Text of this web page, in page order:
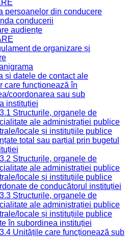
persoanelor din conducere
conducerii
audiențe
de organizare și
și datele de contact ale
care funcționează în
coordonarea sau sub
instituției
Structurile, organele de
ale administrației publice
locale și instituțiile publice
total sau parțial prin bugetul
Structurile, organele de
ale administrației publice
locale și instituțiile publice
de conducătorul instituției
Structurile, organele de
ale administrației publice
locale și instituțiile publice
în subordinea instituției
Unitățile care funcționează sub